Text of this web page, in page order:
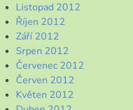
Listopad 2012
Říjen 2012
Září 2012
Srpen 2012
Červenec 2012
Červen 2012
Květen 2012